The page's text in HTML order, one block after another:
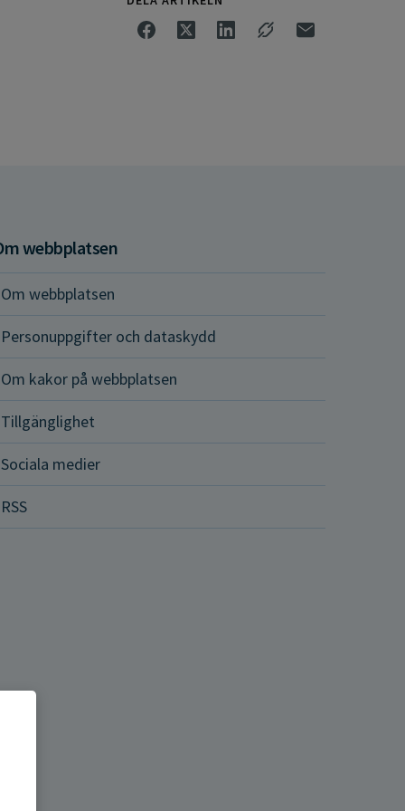
webbplatsen
Om webbplatsen
Personuppgifter och dataskydd
Om kakor på webbplatsen
Tillgänglighet
Sociala medier
RSS